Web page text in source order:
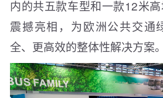
内的共五款车型和一款12米
震撼亮相，为欧洲公共交通
全、更高效的整体性解决方案。